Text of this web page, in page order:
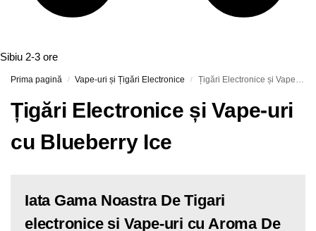
Sibiu 2-3 ore
Prima pagină / Vape-uri și Țigări Electronice / Țigări Electronice și Vape-uri cu Blueberry Ice
Țigări Electronice și Vape-uri
cu Blueberry Ice
Iata Gama Noastra De Tigari
electronice si Vape-uri cu Aroma De